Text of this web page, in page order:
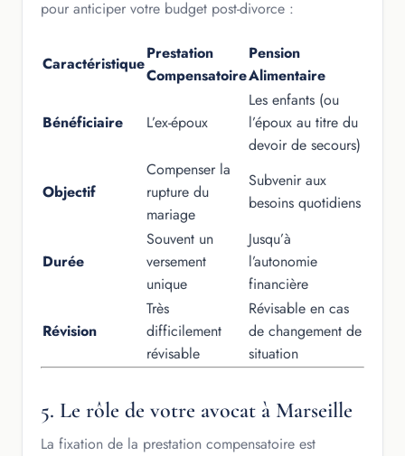
pour anticiper votre budget post-divorce :
Caractéristique
Prestation
Compensatoire
Pension
Alimentaire
Bénéficiaire L’ex-époux
Les enfants (ou
l’époux au titre du
devoir de secours)
Objectif
Compenser la
rupture du
mariage
Subvenir aux
besoins quotidiens
Durée
Souvent un
versement
unique
Jusqu’à
l’autonomie
financière
Révision
Très
difficilement
révisable
Révisable en cas
de changement de
situation
5. Le rôle de votre avocat à Marseille
La fixation de la prestation compensatoire est